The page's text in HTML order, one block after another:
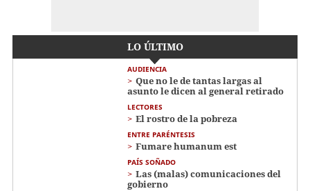
LO ÚLTIMO
AUDIENCIA
Que no le de tantas largas al
asunto le dicen al general retirado
LECTORES
El rostro de la pobreza
ENTRE PARÉNTESIS
Fumare humanum est
PAÍS SOÑADO
Las (malas) comunicaciones del
gobierno